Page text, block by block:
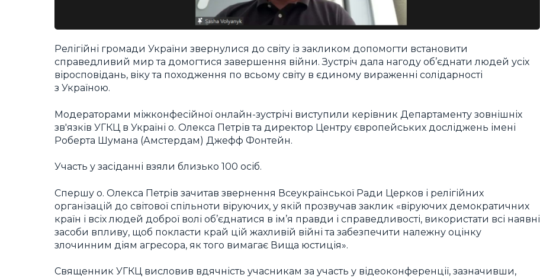
Релігійні громади України звернулися до світу із закликом допомогти встановити
справедливий мир та домогтися завершення війни. Зустріч дала нагоду об’єднати людей усіх
віросповідань, віку та походження по всьому світу в єдиному вираженні солідарності
з Україною.
Модераторами міжконфесійної онлайн-зустрічі виступили керівник Департаменту зовнішніх
зв'язків УГКЦ в Україні о. Олекса Петрів та директор Центру європейських досліджень імені
Роберта Шумана (Амстердам) Джефф Фонтейн.
Участь у засіданні взяли близько 100 осіб.
Спершу о. Олекса Петрів зачитав звернення Всеукраїнської Ради Церков і релігійних
організацій до світової спільноти віруючих, у якій прозвучав заклик «віруючих демократичних
країн і всіх людей доброї волі об’єднатися в ім’я правди і справедливості, використати всі наявні
засоби впливу, щоб покласти край цій жахливій війні та забезпечити належну оцінку
злочинним діям агресора, як того вимагає Вища юстиція».
Священник УГКЦ висловив вдячність учасникам за участь у відеоконференції, зазначивши,